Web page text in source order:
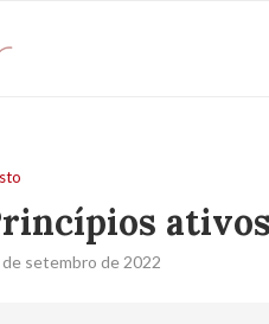
de setembro de 2022